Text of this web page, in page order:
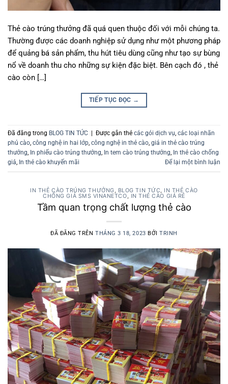
Thẻ cào trúng thưởng đã quá quen thuộc đối với mỗi chúng ta.
Thường được các doanh nghiệp sử dụng như một phương pháp
để quảng bá sản phẩm, thu hút tiêu dùng cũng như tạo sự bùng
nổ về doanh thu cho những sự kiện đặc biệt. Bên cạch đó , thẻ
cào còn […]
TIẾP TỤC ĐỌC →
Đã đăng trong BLOG TIN TỨC Được gắn thẻ các gói dịch vụ, các loại nhãn
phủ cào, công nghệ in hai lớp, công nghệ in thẻ cào, giá in thẻ cào trúng
thưởng, In phiếu cào trúng thưởng, In tem cào trúng thưởng, In thẻ cào chống
giả, In thẻ cào khuyến mãi Để lại một bình luận
IN THẺ CÀO TRÚNG THƯỞNG, BLOG TIN TỨC, IN THẺ CÀO
CHỐNG GIẢ SMS VINANETCO, IN THẺ CÀO GIÁ RẺ
Tầm quan trọng chất lượng thẻ cào
ĐÃ ĐĂNG TRÊN THÁNG 3 18, 2023 BỞITRINH